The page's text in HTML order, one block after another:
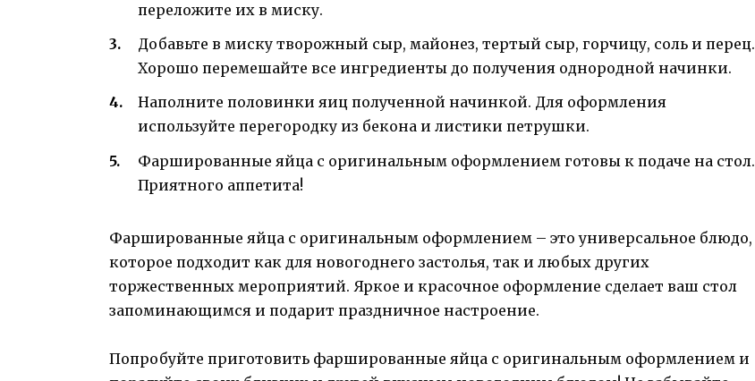
переложите их в миску.
Добавьте в миску творожный сыр, майонез, тертый сыр, горчицу, соль и перец.
Хорошо перемешайте все ингредиенты до получения однородной начинки.
Наполните половинки яиц полученной начинкой. Для оформления
используйте перегородку из бекона и листики петрушки.
Фаршированные яйца с оригинальным оформлением готовы к подаче на стол.
Приятного аппетита!
Фаршированные яйца с оригинальным оформлением – это универсальное блюдо,
которое подходит как для новогоднего застолья, так и любых других
торжественных мероприятий. Яркое и красочное оформление сделает ваш стол
запоминающимся и подарит праздничное настроение.
Попробуйте приготовить фаршированные яйца с оригинальным оформлением и